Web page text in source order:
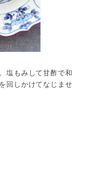
塩もみして甘酢で和
回しかけてなじませ